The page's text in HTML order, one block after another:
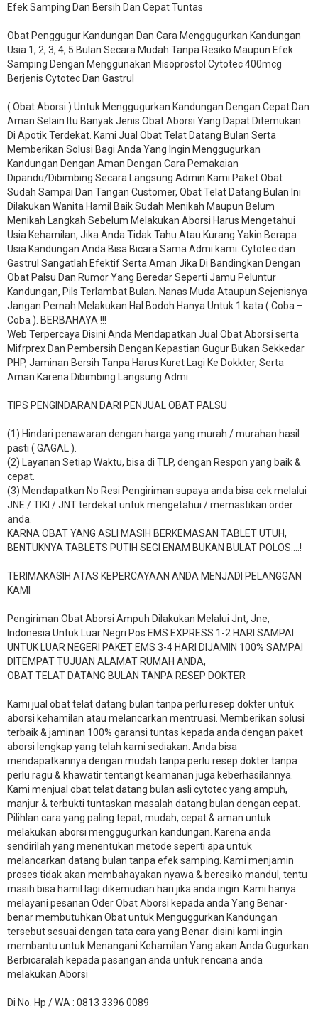
Efek Samping Dan Bersih Dan Cepat Tuntas
Obat Penggugur Kandungan Dan Cara Menggugurkan Kandungan
Usia 1, 2, 3, 4, 5 Bulan Secara Mudah Tanpa Resiko Maupun Efek
Samping Dengan Menggunakan Misoprostol Cytotec 400mcg
Berjenis Cytotec Dan Gastrul
( Obat Aborsi ) Untuk Menggugurkan Kandungan Dengan Cepat Dan
Aman Selain Itu Banyak Jenis Obat Aborsi Yang Dapat Ditemukan
Di Apotik Terdekat. Kami Jual Obat Telat Datang Bulan Serta
Memberikan Solusi Bagi Anda Yang Ingin Menggugurkan
Kandungan Dengan Aman Dengan Cara Pemakaian
Dipandu/Dibimbing Secara Langsung Admin Kami Paket Obat
Sudah Sampai Dan Tangan Customer, Obat Telat Datang Bulan Ini
Dilakukan Wanita Hamil Baik Sudah Menikah Maupun Belum
Menikah Langkah Sebelum Melakukan Aborsi Harus Mengetahui
Usia Kehamilan, Jika Anda Tidak Tahu Atau Kurang Yakin Berapa
Usia Kandungan Anda Bisa Bicara Sama Admi kami. Cytotec dan
Gastrul Sangatlah Efektif Serta Aman Jika Di Bandingkan Dengan
Obat Palsu Dan Rumor Yang Beredar Seperti Jamu Peluntur
Kandungan, Pils Terlambat Bulan. Nanas Muda Ataupun Sejenisnya
Jangan Pernah Melakukan Hal Bodoh Hanya Untuk 1 kata ( Coba –
Coba ). BERBAHAYA !!!
Web Terpercaya Disini Anda Mendapatkan Jual Obat Aborsi serta
Mifrprex Dan Pembersih Dengan Kepastian Gugur Bukan Sekkedar
PHP, Jaminan Bersih Tanpa Harus Kuret Lagi Ke Dokkter, Serta
Aman Karena Dibimbing Langsung Admi
TIPS PENGINDARAN DARI PENJUAL OBAT PALSU
(1) Hindari penawaran dengan harga yang murah / murahan hasil
pasti ( GAGAL ).
(2) Layanan Setiap Waktu, bisa di TLP, dengan Respon yang baik &
cepat.
(3) Mendapatkan No Resi Pengiriman supaya anda bisa cek melalui
JNE / TIKI / JNT terdekat untuk mengetahui / memastikan order
anda.
KARNA OBAT YANG ASLI MASIH BERKEMASAN TABLET UTUH,
BENTUKNYA TABLETS PUTIH SEGI ENAM BUKAN BULAT POLOS….!
TERIMAKASIH ATAS KEPERCAYAAN ANDA MENJADI PELANGGAN
KAMI
Pengiriman Obat Aborsi Ampuh Dilakukan Melalui Jnt, Jne,
Indonesia Untuk Luar Negri Pos EMS EXPRESS 1-2 HARI SAMPAI.
UNTUK LUAR NEGERI PAKET EMS 3-4 HARI DIJAMIN 100% SAMPAI
DITEMPAT TUJUAN ALAMAT RUMAH ANDA,
OBAT TELAT DATANG BULAN TANPA RESEP DOKTER
Kami jual obat telat datang bulan tanpa perlu resep dokter untuk
aborsi kehamilan atau melancarkan mentruasi. Memberikan solusi
terbaik & jaminan 100% garansi tuntas kepada anda dengan paket
aborsi lengkap yang telah kami sediakan. Anda bisa
mendapatkannya dengan mudah tanpa perlu resep dokter tanpa
perlu ragu & khawatir tentangt keamanan juga keberhasilannya.
Kami menjual obat telat datang bulan asli cytotec yang ampuh,
manjur & terbukti tuntaskan masalah datang bulan dengan cepat.
Pilihlan cara yang paling tepat, mudah, cepat & aman untuk
melakukan aborsi menggugurkan kandungan. Karena anda
sendirilah yang menentukan metode seperti apa untuk
melancarkan datang bulan tanpa efek samping. Kami menjamin
proses tidak akan membahayakan nyawa & beresiko mandul, tentu
masih bisa hamil lagi dikemudian hari jika anda ingin. Kami hanya
melayani pesanan Oder Obat Aborsi kepada anda Yang Benar-
benar membutuhkan Obat untuk Menguggurkan Kandungan
tersebut sesuai dengan tata cara yang Benar. disini kami ingin
membantu untuk Menangani Kehamilan Yang akan Anda Gugurkan.
Berbicaralah kepada pasangan anda untuk rencana anda
melakukan Aborsi
Di No. Hp / WA : 0813 3396 0089